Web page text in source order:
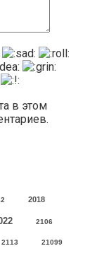
в этом
2018
2106
2113 21099